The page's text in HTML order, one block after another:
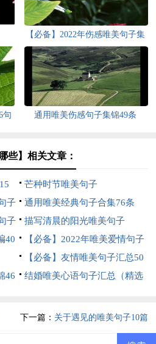
【必备】2022年伤感唯美句子集
锦69条
句 通用唯美伤感句子集锦49条
些】相关文章：
芒种时节唯美句子
子
通用唯美经典句子合集76条
子
描写清晨的阳光唯美句子
40
【必备】2022年唯美爱情句子
合集60条
【必备】友情唯美句子汇总50
句
46
结婚唯美心语句子汇总（精选
下一篇： 关于遇见的唯美句子10篇